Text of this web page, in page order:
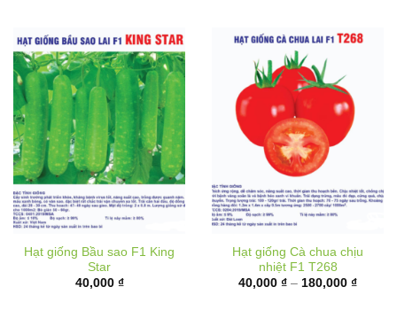
95,000 ₫
Hạt giống Bầu sao F1 King
Star
40,000 ₫
Hạt giống Cà chua chịu
nhiệt F1 T268
40,000 ₫ – 180,000 ₫